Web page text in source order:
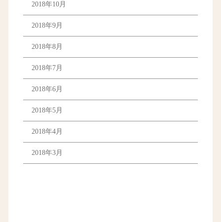
2018年10月
2018年9月
2018年8月
2018年7月
2018年6月
2018年5月
2018年4月
2018年3月